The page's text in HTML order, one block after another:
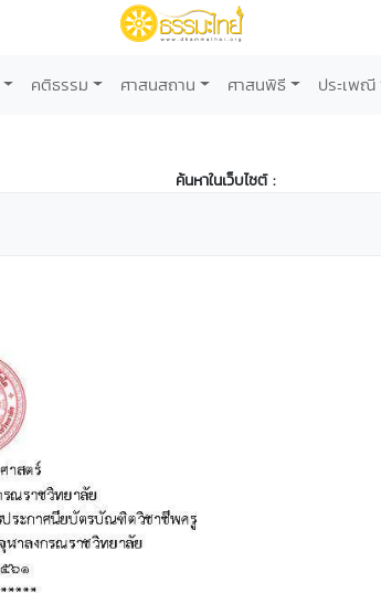
คติธรรม ศาสนสถาน ศาสนพิธี ประเพณี
ค้นหาในเว็บไซต์ :